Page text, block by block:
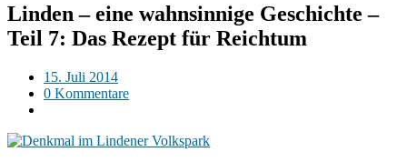
Linden – eine wahnsinnige Geschichte –
Teil 7: Das Rezept für Reichtum
15. Juli 2014
0 Kommentare